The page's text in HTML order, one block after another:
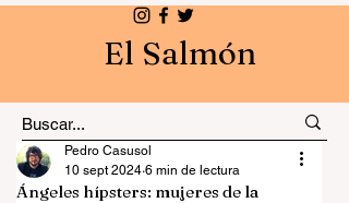
El Salmón
Ángeles hípsters: mujeres de la
Pedro Casusol
10 sept 2024 6 min de lectura